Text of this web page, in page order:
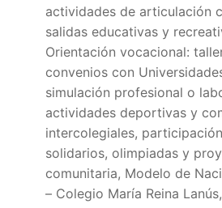
actividades de articulación
salidas educativas y
Orientación vocacional:
convenios con
simulación profesional o
actividades deportivas y
intercolegiales,
solidarios, olimpiadas y
comunitaria, Modelo de
– Colegio María Reina